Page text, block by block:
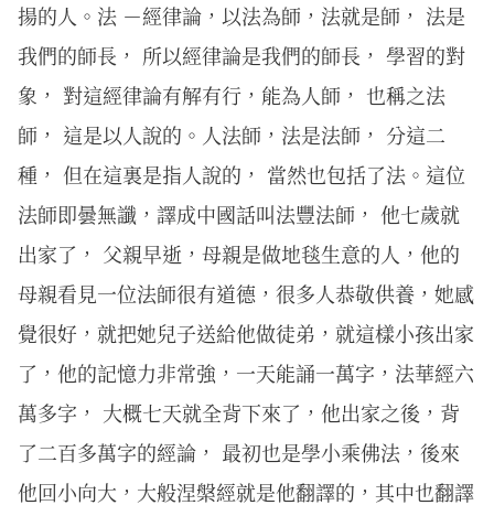
揚的人。法 －經律論，以法為師，法就是師， 法是
我們的師長， 所以經律論是我們的師長， 學習的對
象， 對這經律論有解有行，能為人師， 也稱之法
師， 這是以人說的。人法師，法是法師， 分這二
種， 但在這裏是指人說的， 當然也包括了法。這位
法師即曇無讖，譯成中國話叫法豐法師， 他七歲就
出家了， 父親早逝，母親是做地毯生意的人，他的
母親看見一位法師很有道德，很多人恭敬供養，她感
覺很好，就把她兒子送給他做徒弟，就這樣小孩出家
了，他的記憶力非常強，一天能誦一萬字，法華經六
萬多字， 大概七天就全背下來了，他出家之後，背
了二百多萬字的經論， 最初也是學小乘佛法，後來
他回小向大，大般涅槃經就是他翻譯的，其中也翻譯